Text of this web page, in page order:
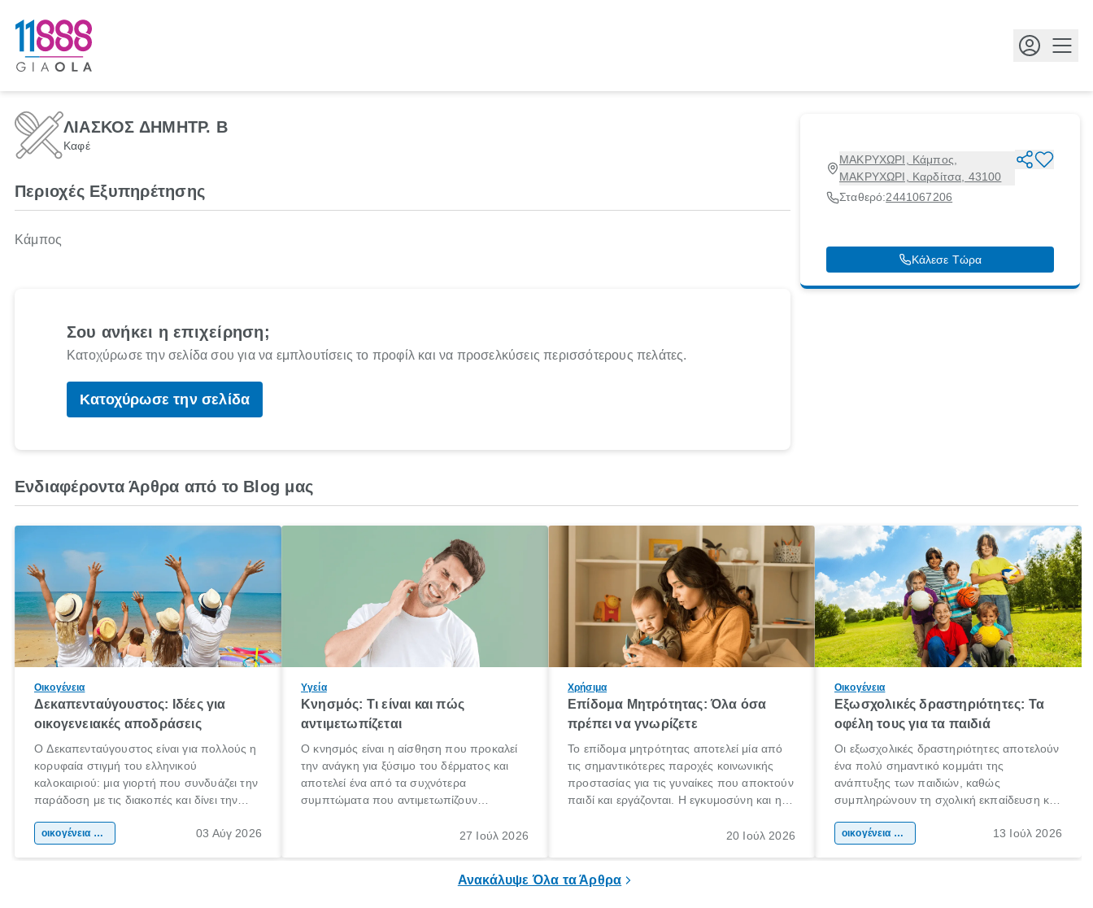
ΛΙΑΣΚΟΣ ΔΗΜΗΤΡ. Β
Καφέ
ΜΑΚΡΥΧΩΡΙ, Κάμπος,
ΜΑΚΡΥΧΩΡΙ, Καρδίτσα, 43100
Σταθερό:2441067206
Κάλεσε Τώρα
Περιοχές Εξυπηρέτησης
Κάμπος
Σου ανήκει η επιχείρηση;
Κατοχύρωσε την σελίδα σου για να εμπλουτίσεις το προφίλ και να προσελκύσεις περισσότερους πελάτες.
Κατοχύρωσε την σελίδα
Ενδιαφέροντα Άρθρα από το Blog μας
Οικογένεια
Δεκαπενταύγουστος: Ιδέες για
οικογενειακές αποδράσεις
Ο Δεκαπενταύγουστος είναι για πολλούς η
κορυφαία στιγμή του ελληνικού
καλοκαιριού: μια γιορτή που συνδυάζει την
παράδοση με τις διακοπές και δίνει την
χώρας. Είτε πρόκειται για λίγες μέρες
οικογένεια & παιδί 03 Αύγ 2026
Υγεία
Κνησμός: Τι είναι και πώς
αντιμετωπίζεται
Ο κνησμός είναι η αίσθηση που προκαλεί
την ανάγκη για ξύσιμο του δέρματος και
αποτελεί ένα από τα συχνότερα
συμπτώματα που αντιμετωπίζουν
πληροφορίες για το «κνησμός τι είναι»,
27 Ιούλ 2026
Χρήσιμα
Επίδομα Μητρότητας: Όλα όσα
πρέπει να γνωρίζετε
Το επίδομα μητρότητας αποτελεί μία από
τις σημαντικότερες παροχές κοινωνικής
προστασίας για τις γυναίκες που αποκτούν
παιδί και εργάζονται. Η εγκυμοσύνη και η
σημαντική περίοδος στη ζωή κάθε20 Ιούλ 2026
Οικογένεια
Εξωσχολικές δραστηριότητες: Τα
οφέλη τους για τα παιδιά
Οι εξωσχολικές δραστηριότητες αποτελούν
ένα πολύ σημαντικό κομμάτι της
ανάπτυξης των παιδιών, καθώς
συμπληρώνουν τη σχολική εκπαίδευση και
της προσωπικότητας, της κοινωνικότητας
οικογένεια & παιδί 13 Ιούλ 2026
Ανακάλυψε Όλα τα Άρθρα